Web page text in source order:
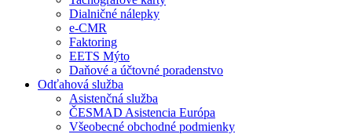
Dialničné nálepky
e-CMR
Faktoring
EETS Mýto
Daňové a účtovné poradenstvo
Odťahová služba
Asistenčná služba
ČESMAD Asistencia Európa
Všeobecné obchodné podmienky